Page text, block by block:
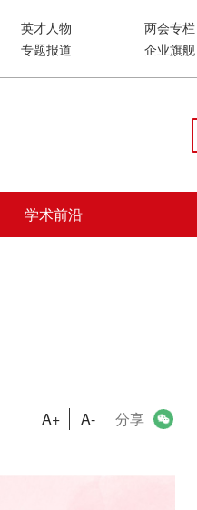
英才人物 两会专栏
专题报道 企业旗舰
学术前沿
A+ A- 分享